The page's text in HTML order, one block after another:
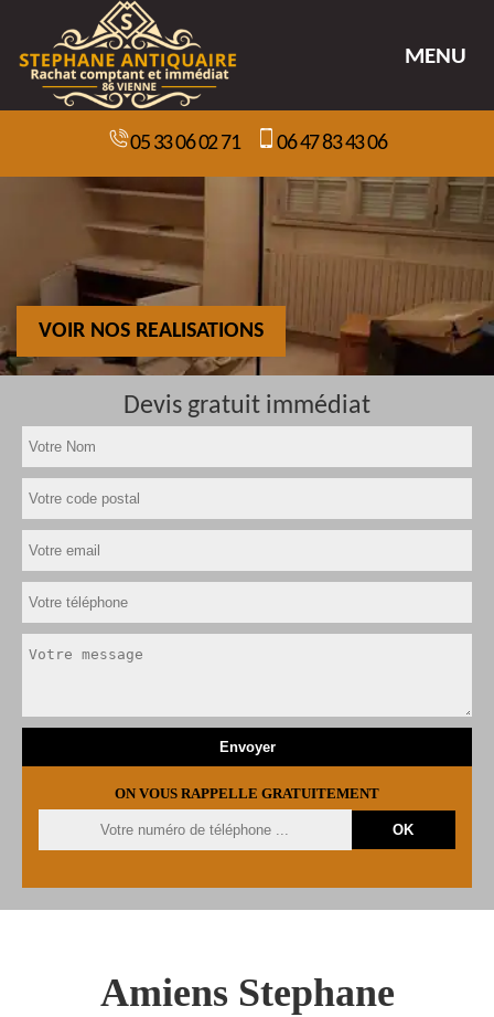
MENU
05 33 06 02 71 06 47 83 43 06
VOIR NOS REALISATIONS
Devis gratuit immédiat
ON VOUS RAPPELLE GRATUITEMENT
Amiens Stephane